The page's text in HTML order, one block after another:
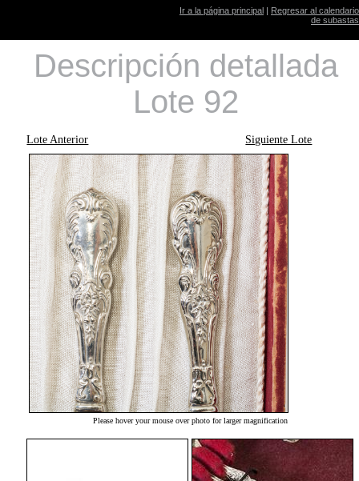
Ir a la página principal | Regresar al calendario
de subastas
Descripción detallada
Lote 92
Lote Anterior Siguiente Lote
Please hover your mouse over photo for larger magnification